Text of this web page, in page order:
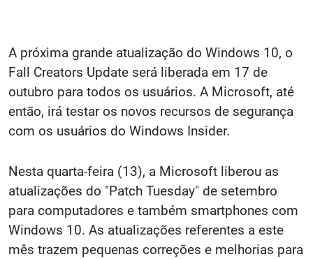
A próxima grande atualização do Windows 10, o
Fall Creators Update será liberada em 17 de
outubro para todos os usuários. A Microsoft, até
então, irá testar os novos recursos de segurança
com os usuários do Windows Insider.
Nesta quarta-feira (13), a Microsoft liberou as
atualizações do "Patch Tuesday" de setembro
para computadores e também smartphones com
Windows 10. As atualizações referentes a este
mês trazem pequenas correções e melhorias para